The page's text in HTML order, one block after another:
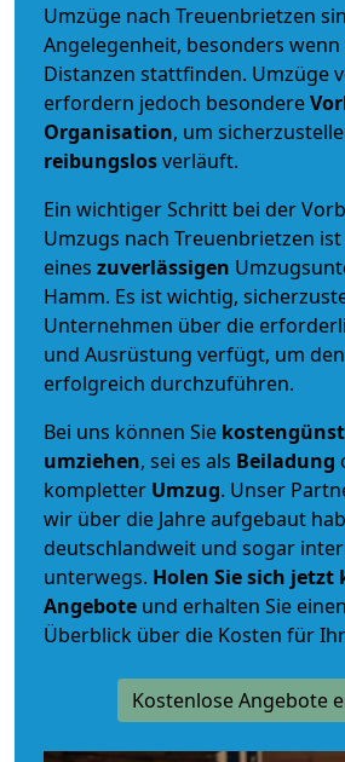
Umzüge nach Treuenbrietzen
Angelegenheit, besonders
Distanzen stattfinden. Umzüge
erfordern jedoch besondere
Organisation, um
reibungslosverläuft.
Ein wichtiger Schritt bei der
Umzugs nach Treuenbrietzen
eines zuverlässigen
Hamm. Es ist wichtig,
Unternehmen über die
und Ausrüstung verfügt, um
erfolgreich durchzuführen.
Bei uns können Sie
umziehen, sei es als Beiladung
kompletter Umzug. Unser
wir über die Jahre aufgebaut
deutschlandweit und sogar
unterwegs. Holen Sie sich jetzt
Angebote und erhalten Sie
Überblick über die Kosten für
Kostenlose Angebote